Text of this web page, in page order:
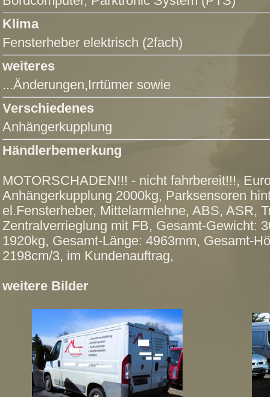
Klima
Fensterheber elektrisch (2fach)
weiteres
...Änderungen,Irrtümer sowie
Verschiedenes
Anhängerkupplung
Händlerbemerkung
MOTORSCHADEN!!! - nicht fahrbereit!!!,
Anhängerkupplung 2000kg, Parksensoren
el.Fensterheber, Mittelarmlehne, ABS, ASR,
Zentralverrieglung mit FB, Gesamt-Gewicht:
1920kg, Gesamt-Länge: 4963mm, Gesamt-
2198cm/3, im Kundenauftrag,
weitere Bilder